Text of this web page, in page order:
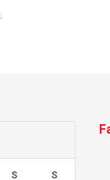
S S